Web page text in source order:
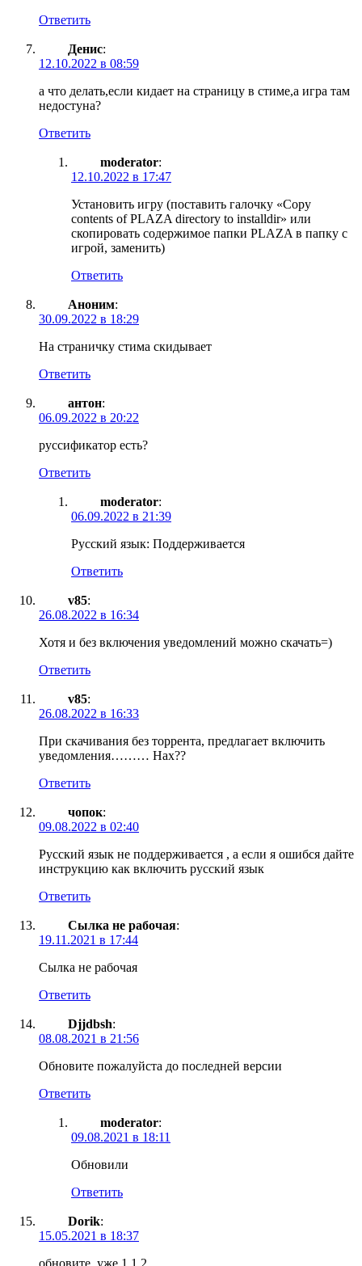
Ответить
Денис:
12.10.2022 в 08:59
а что делать,если кидает на стpаницу в стиме,а игpа там
недостуна?
Ответить
moderator:
12.10.2022 в 17:47
Установить игру (поставить галочку «Copy
contents of PLAZA directory to installdir» или
скопировать содержимое папки PLAZA в папку с
игрой, заменить)
Ответить
Аноним:
30.09.2022 в 18:29
На страничку стима скидывает
Ответить
антон:
06.09.2022 в 20:22
руссификатор есть?
Ответить
moderator:
06.09.2022 в 21:39
Русский язык: Поддерживается
Ответить
v85:
26.08.2022 в 16:34
Хотя и без включения уведомлений можно скачать=)
Ответить
v85:
26.08.2022 в 16:33
При скачивания без торрента, предлагает включить
уведомления……… Нах??
Ответить
чопок:
09.08.2022 в 02:40
Русский язык не поддерживается , а если я ошибся дайте
инструкцию как включить русский язык
Ответить
Cылка не рабочая:
19.11.2021 в 17:44
Cылка не рабочая
Ответить
Djjdbsh:
08.08.2021 в 21:56
Обновите пожалуйста до последней версии
Ответить
moderator:
09.08.2021 в 18:11
Обновили
Ответить
Dorik:
15.05.2021 в 18:37
обновите, уже 1.1.2